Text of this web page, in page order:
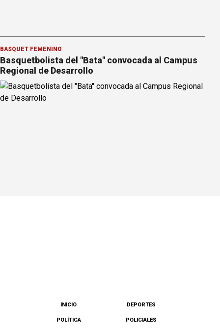
BÁSQUET FEMENINO
Basquetbolista del "Bata" convocada al Campus
Regional de Desarrollo
INICIO DEPORTES
POLÍTICA POLICIALES